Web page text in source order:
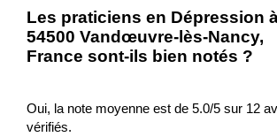
Les praticiens en Dépression
54500 Vandœuvre-lès-Nancy,
France sont-ils bien notés ?
Oui, la note moyenne est de 5.0/5 sur 12
vérifiés.